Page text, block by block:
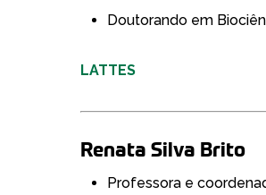
Doutorando em
LATTES
Renata Silva Brito
Professora e